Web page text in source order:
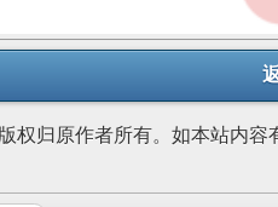
归原作者所有。如本站内